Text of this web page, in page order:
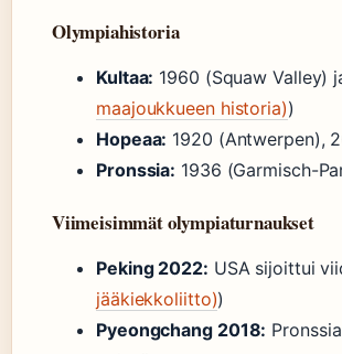
Olympiahistoria
Kultaa: 1960 (Squaw Valley)
maajoukkueen historia))
Hopeaa: 1920 (Antwerpen),
Pronssia: 1936 (Garmisch-
Viimeisimmät olympiaturnaukset
Peking 2022: USA sijoittui
jääkiekkoliitto))
Pyeongchang 2018: